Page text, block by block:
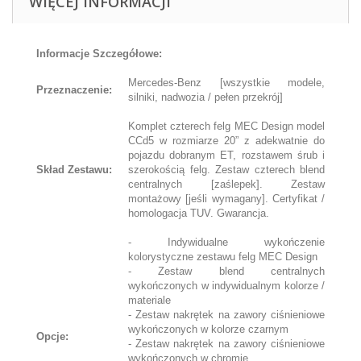
Informacje Szczegółowe:
Przeznaczenie:
Mercedes-Benz [wszystkie modele,
silniki, nadwozia / pełen przekrój]
Skład Zestawu:
Komplet czterech felg MEC Design model
CCd5 w rozmiarze 20” z adekwatnie do
pojazdu dobranym ET, rozstawem śrub i
szerokością felg. Zestaw czterech blend
centralnych [zaślepek]. Zestaw
montażowy [jeśli wymagany]. Certyfikat /
homologacja TUV. Gwarancja.
Opcje:
- Indywidualne wykończenie
kolorystyczne zestawu felg MEC Design
- Zestaw blend centralnych
wykończonych w indywidualnym kolorze /
materiale
- Zestaw nakrętek na zawory ciśnieniowe
wykończonych w kolorze czarnym
- Zestaw nakrętek na zawory ciśnieniowe
wykończonych w chromie